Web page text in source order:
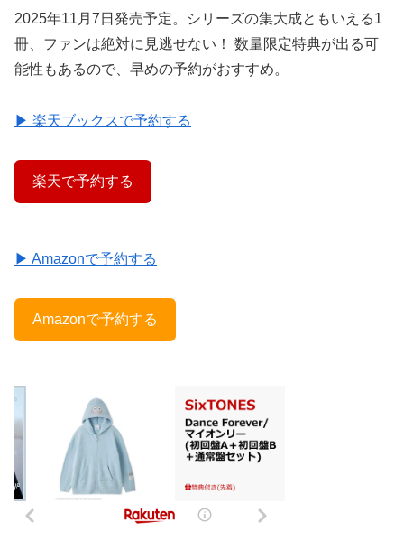
2025年11月7日発売予定。シリーズの集大成ともいえる1
冊、ファンは絶対に見逃せない！ 数量限定特典が出る可
能性もあるので、早めの予約がおすすめ。
▶ 楽天ブックスで予約する
楽天で予約する
▶ Amazonで予約する
Amazonで予約する